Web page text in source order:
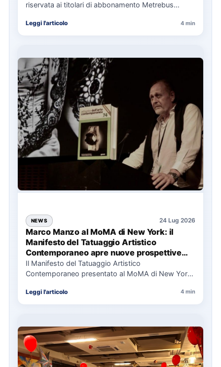
riservata ai titolari di abbonamento Metrebus
Leggi l'articolo 4 min
NEWS 24 Lug 2026
Marco Manzo al MoMA di New York: il
Manifesto del Tatuaggio Artistico
Contemporaneo apre nuove prospettive
per il collezionismo
Il Manifesto del Tatuaggio Artistico
Contemporaneo presentato al MoMA di New York
Leggi l'articolo 4 min